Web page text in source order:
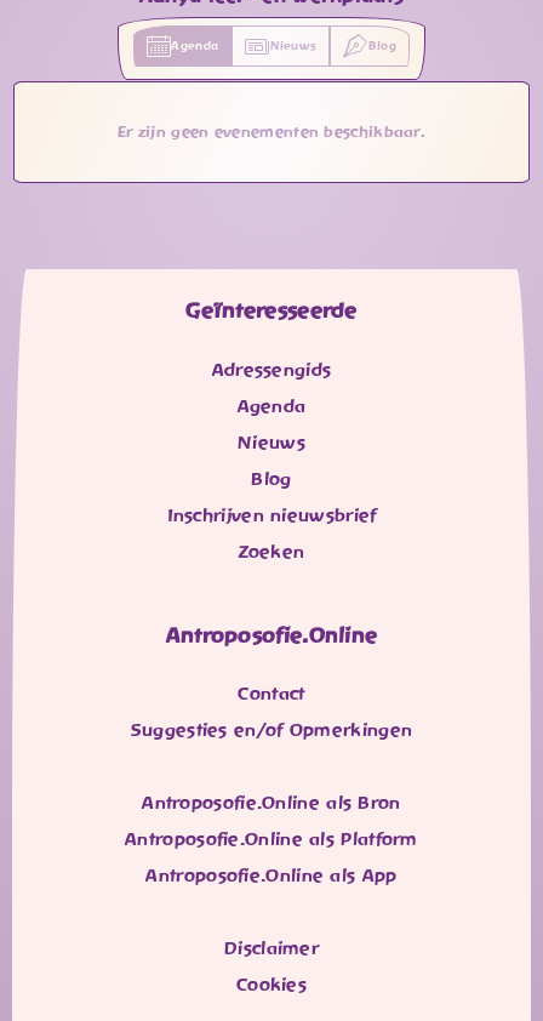
Agenda Nieuws Blog
Er zijn geen evenementen beschikbaar.
Geïnteresseerde
Adressengids
Agenda
Nieuws
Blog
Inschrijven nieuwsbrief
Zoeken
Antroposofie.Online
Contact
Suggesties en/of Opmerkingen
Antroposofie.Online als Bron
Antroposofie.Online als Platform
Antroposofie.Online als App
Disclaimer
Cookies